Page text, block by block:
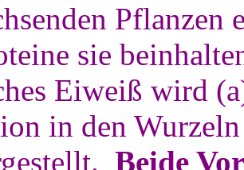
sie
Eiweiß wird
in den
Beide